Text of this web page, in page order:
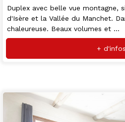
Duplex avec belle vue montagne,
d'Isère et la Vallée du Manchet.
chaleureuse. Beaux volumes et ...
+ d'infos